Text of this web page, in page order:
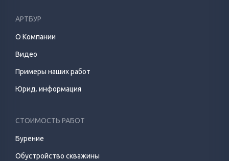
АРТБУР
О Компании
Видео
Примеры наших работ
Юрид. информация
СТОИМОСТЬ РАБОТ
Бурение
Обустройство скважины